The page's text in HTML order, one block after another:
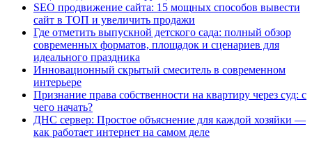
SEO продвижение сайта: 15 мощных способов вывести
сайт в ТОП и увеличить продажи
Где отметить выпускной детского сада: полный обзор
современных форматов, площадок и сценариев для
идеального праздника
Инновационный скрытый смеситель в современном
интерьере
Признание права собственности на квартиру через суд: с
чего начать?
ДНС сервер: Простое объяснение для каждой хозяйки —
как работает интернет на самом деле